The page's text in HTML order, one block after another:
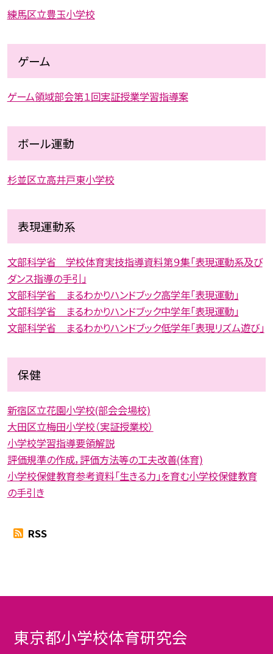
練馬区立豊玉小学校
ゲーム
ゲーム領域部会第１回実証授業学習指導案
ボール運動
杉並区立高井戸東小学校
表現運動系
文部科学省 学校体育実技指導資料第９集「表現運動系及び
ダンス指導の手引」
文部科学省 まるわかりハンドブック高学年「表現運動」
文部科学省 まるわかりハンドブック中学年「表現運動」
文部科学省 まるわかりハンドブック低学年「表現リズム遊び」
保健
新宿区立花園小学校(部会会場校)
大田区立梅田小学校（実証授業校）
小学校学習指導要領解説
評価規準の作成，評価方法等の工夫改善(体育)
小学校保健教育参考資料「生きる力」を育む小学校保健教育
の手引き
RSS
東京都小学校体育研究会